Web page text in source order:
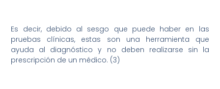
Es decir, debido al sesgo que puede haber en las
pruebas clínicas, estas son una herramienta que
ayuda al diagnóstico y no deben realizarse sin la
prescripción de un médico. (3)